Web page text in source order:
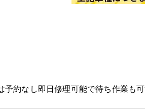
約なし即日修理可能で待ち作業も可